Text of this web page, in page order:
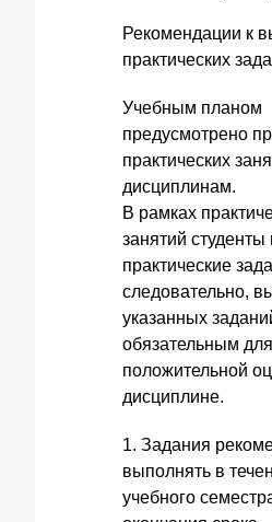
Рекомендации к
практических
Учебным планом
предусмотрено
практических
дисциплинам.
В рамках
занятий
практические
следовательно,
указанных
обязательным
положительной
дисциплине.
1. Задания
выполнять в
учебного